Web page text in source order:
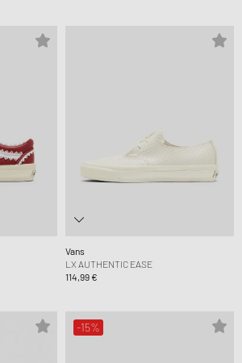
Vans
LX AUTHENTIC EASE
114,99 €
-15%